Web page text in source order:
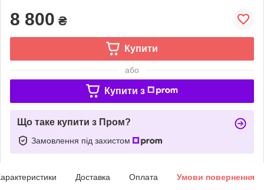
8 800 ₴
Купити
або
Купити з
Що таке купити з Пром?
Замовлення під захистом
Доставка Оплата Умови повернення